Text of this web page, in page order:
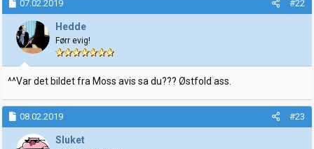
07.02.2019 #22
Hedde
Førr evig!
^^Var det bildet fra Moss avis sa du??? Østfold ass.
08.02.2019 #23
Sluket